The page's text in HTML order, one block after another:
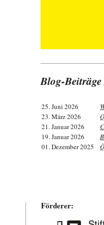
Blog-
25. Juni 2026
23. März 2026
21. Januar 2026
19. Januar 2026
01. Dezember 2025
Förderer: